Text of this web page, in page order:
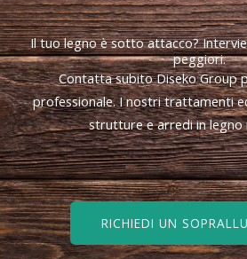
Il tuo legno è sotto attacco?
peggiori.
Contatta subito Diseko Group
professionale. I nostri trattamenti
strutture e arredi in legno
RICHIEDI UN